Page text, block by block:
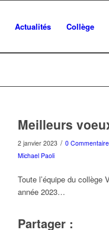
Actualités Collège
Meilleurs
2 janvier 2023 / 0
Michael Paoli
Toute l’équipe du collège
année 2023…
Partager :